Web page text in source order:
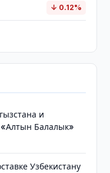
↓ 0.12%
и
Балалык»
Узбекистану